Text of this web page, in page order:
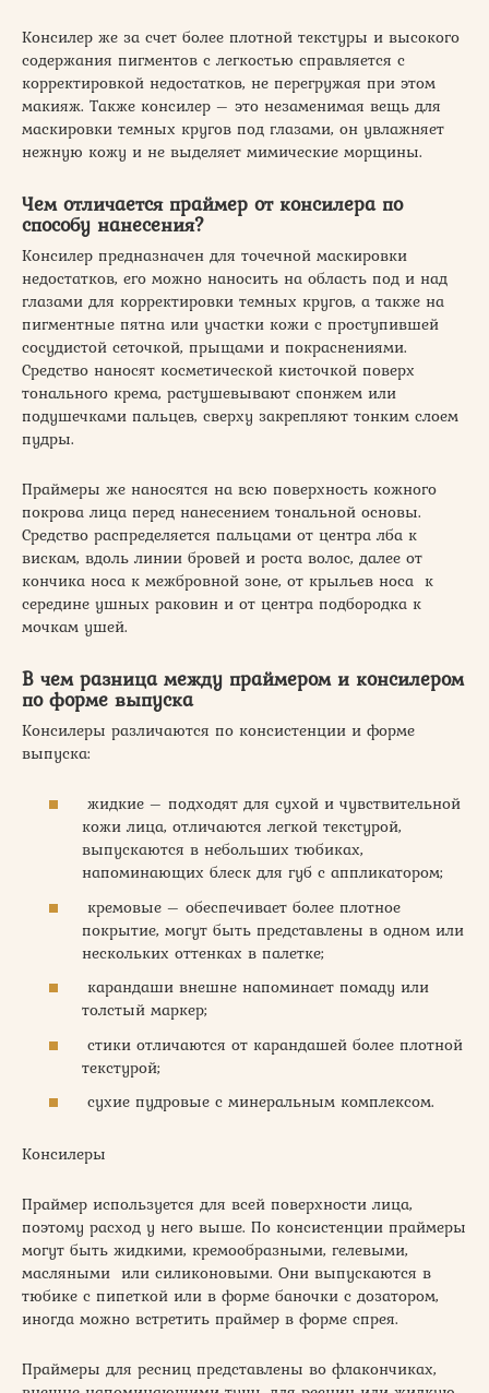
Консилер же за счет более плотной текстуры и высокого
содержания пигментов с легкостью справляется с
корректировкой недостатков, не перегружая при этом
макияж. Также консилер – это незаменимая вещь для
маскировки темных кругов под глазами, он увлажняет
нежную кожу и не выделяет мимические морщины.
Чем отличается праймер от консилера по
способу нанесения?
Консилер предназначен для точечной маскировки
недостатков, его можно наносить на область под и над
глазами для корректировки темных кругов, а также на
пигментные пятна или участки кожи с проступившей
сосудистой сеточкой, прыщами и покраснениями.
Средство наносят косметической кисточкой поверх
тонального крема, растушевывают спонжем или
подушечками пальцев, сверху закрепляют тонким слоем
пудры.
Праймеры же наносятся на всю поверхность кожного
покрова лица перед нанесением тональной основы.
Средство распределяется пальцами от центра лба к
вискам, вдоль линии бровей и роста волос, далее от
кончика носа к межбровной зоне, от крыльев носа к
середине ушных раковин и от центра подбородка к
мочкам ушей.
В чем разница между праймером и консилером
по форме выпуска
Консилеры различаются по консистенции и форме
выпуска:
жидкие – подходят для сухой и чувствительной
кожи лица, отличаются легкой текстурой,
выпускаются в небольших тюбиках,
напоминающих блеск для губ с аппликатором;
кремовые – обеспечивает более плотное
покрытие, могут быть представлены в одном или
нескольких оттенках в палетке;
карандаши внешне напоминает помаду или
толстый маркер;
стики отличаются от карандашей более плотной
текстурой;
сухие пудровые с минеральным комплексом.
Консилеры
Праймер используется для всей поверхности лица,
поэтому расход у него выше. По консистенции праймеры
могут быть жидкими, кремообразными, гелевыми,
масляными или силиконовыми. Они выпускаются в
тюбике с пипеткой или в форме баночки с дозатором,
иногда можно встретить праймер в форме спрея.
Праймеры для ресниц представлены во флакончиках,